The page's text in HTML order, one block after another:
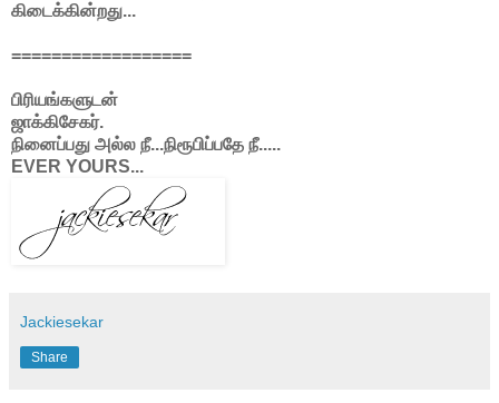
கிடைக்கின்றது...
==================
பிரியங்களுடன்
ஜாக்கிசேகர்.
நினைப்பது அல்ல நீ...நிரூபிப்பதே நீ.....
EVER YOURS...
Jackiesekar
Share